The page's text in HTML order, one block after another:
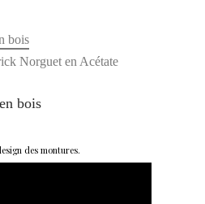
bois
Norguet en Acétate
bois
des montures.